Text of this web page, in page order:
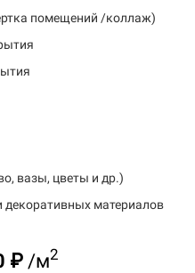
помещений /коллаж)
вазы, цветы и др.)
декоративных материалов
₽/м2